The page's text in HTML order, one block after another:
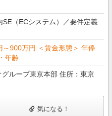
SE（ECシステム）／要件定義
～900万円 ＜賃金形態＞ 年俸
齢...
ループ東京本部 住所：東京
気になる！